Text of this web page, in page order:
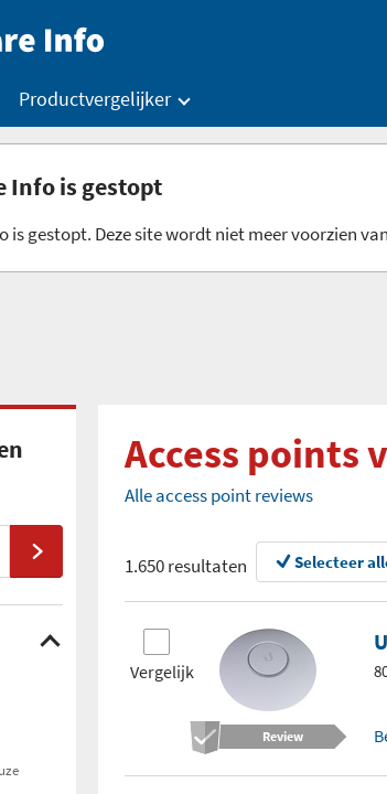
Productvergelijker
Info is gestopt
is gestopt. Deze site wordt niet meer voorzien
Access points
Alle access point reviews
1.650 resultaten Selecteer
Vergelijk
Review